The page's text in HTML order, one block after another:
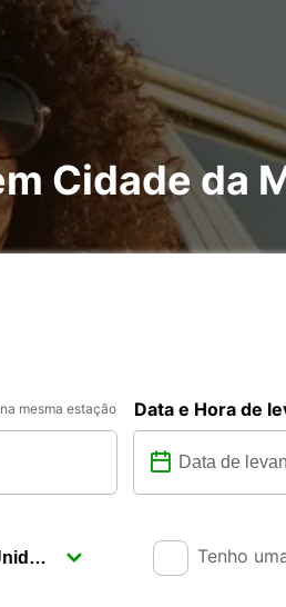
Cidade da
mesma estação Data e Hora de
Tenho